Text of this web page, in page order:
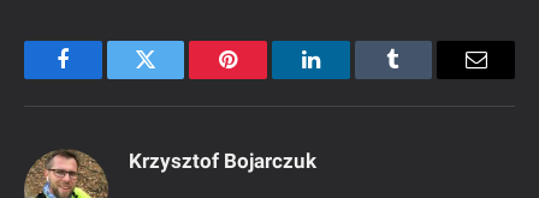
FacebookTwitter Pinterest LinkedInTumblr Email
Krzysztof Bojarczuk